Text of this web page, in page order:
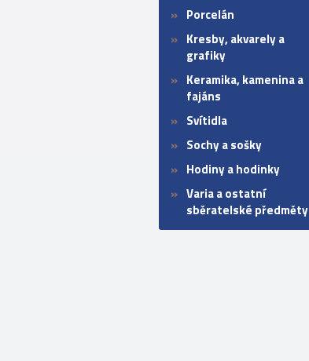
Porcelán
Kresby, akvarely a
grafiky
Keramika, kamenina a
fajáns
Svítidla
Sochy a sošky
Hodiny a hodinky
Varia a ostatní
sběratelské předměty